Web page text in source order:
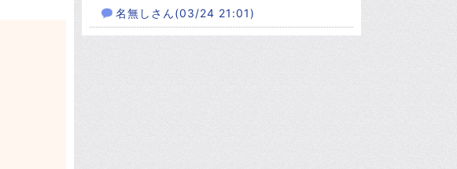
名無しさん(03/24 21:01)